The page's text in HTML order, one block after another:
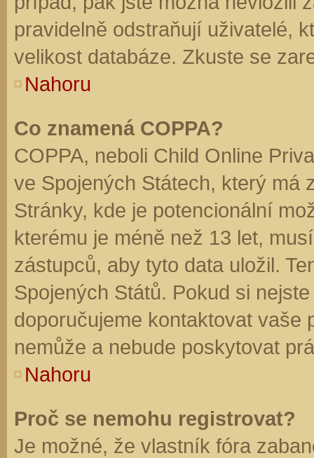
pravidelně odstraňují uživatelé,
velikost databáze. Zkuste se
Nahoru
Co znamená COPPA?
COPPA, neboli Child Online
ve Spojených Státech, který má
Stránky, kde je potencionální
kterému je méně než 13 let,
zástupců, aby tyto data uložil.
Spojených Států. Pokud si
doporučujeme kontaktovat vaše
nemůže a nebude poskytovat
Nahoru
Proč se nemohu registrovat?
Je možné, že vlastník fóra